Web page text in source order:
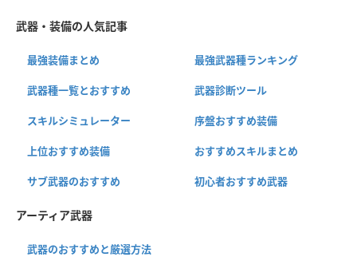
武器・装備の人気記事
最強装備まとめ 最強武器種ランキング
武器種一覧とおすすめ 武器診断ツール
スキルシミュレーター 序盤おすすめ装備
上位おすすめ装備 おすすめスキルまとめ
サブ武器のおすすめ 初心者おすすめ武器
アーティア武器
武器のおすすめと厳選方法